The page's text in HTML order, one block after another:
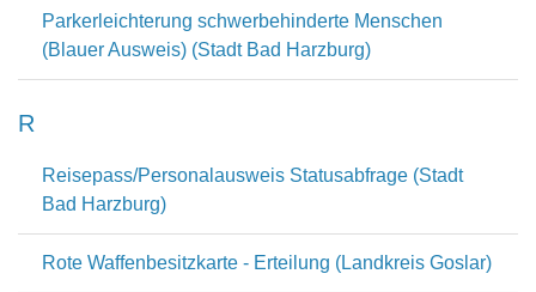
Parkerleichterung schwerbehinderte Menschen
(Blauer Ausweis) (Stadt Bad Harzburg)
R
Reisepass/Personalausweis Statusabfrage (Stadt
Bad Harzburg)
Rote Waffenbesitzkarte - Erteilung (Landkreis Goslar)